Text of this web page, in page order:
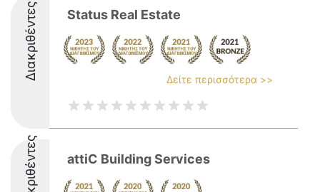
Διακριθέντες Status Real Estate
Δείτε περισσότερα >>
Διακριθέντες attiC Building Services